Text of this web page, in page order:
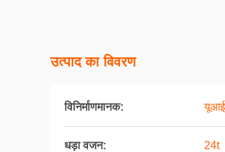
उत्पाद का विवरण
विनिर्माणमानक:
धड़ा वजन: 24t